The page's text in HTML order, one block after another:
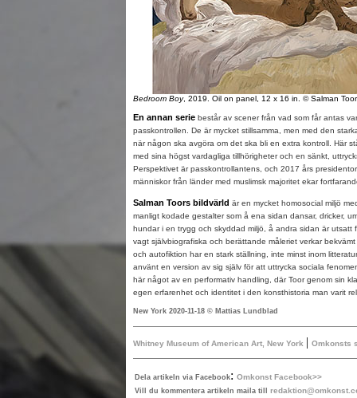
Bedroom Boy, 2019. Oil on panel, 12 x 16 in. © Salman Toor
En annan seriebestår av scener från vad som får antas
passkontrollen. De är mycket stillsamma, men med den
när någon ska avgöra om det ska bli en extra kontroll. Här
med sina högst vardagliga tillhörigheter och en sänkt,
Perspektivet är passkontrollantens, och 2017 års
människor från länder med muslimsk majoritet ekar
Salman Toors bildvärld är en mycket homosocial miljö
manligt kodade gestalter som å ena sidan dansar, dricker,
hundar i en trygg och skyddad miljö, å andra sidan är utsatt
vagt självbiografiska och berättande måleriet verkar
och autofiktion har en stark ställning, inte minst inom
använt en version av sig själv för att uttrycka sociala
här något av en performativ handling, där Toor genom sin
egen erfarenhet och identitet i den konsthistoria man varit
New York 2020-11-18 © Mattias Lundblad
Whitney Museum of American Art, New York | Omkonsts
Dela artikeln via Facebook: Omkonst Facebook>>
Vill du kommentera artikeln maila till